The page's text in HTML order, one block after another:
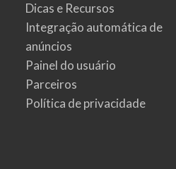
Dicas e Recursos
Integração automática de
anúncios
Painel do usuário
Parceiros
Política de privacidade